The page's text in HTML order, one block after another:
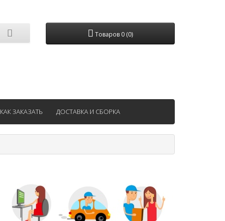
Товаров 0 (0)
КАК ЗАКАЗАТЬ ДОСТАВКА И СБОРКА